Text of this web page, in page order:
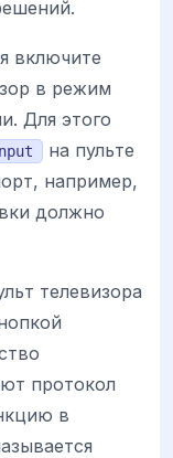
включите
в режим
Для этого
на пульте
например,
должно
телевизора
протокол
в